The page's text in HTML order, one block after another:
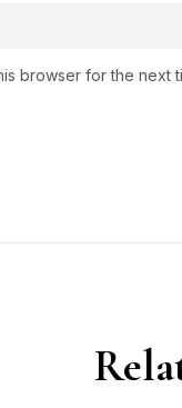
browser for the next